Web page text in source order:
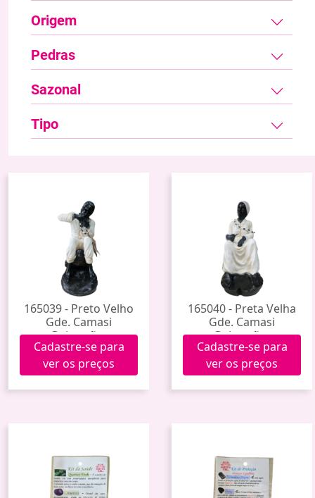
Origem
Pedras
Sazonal
Tipo
165039 - Preto Velho
Gde. Camasi
Guimarães
Cadastre-se para
ver os preços
165040 - Preta Velha
Gde. Camasi
Guimarães
Cadastre-se para
ver os preços